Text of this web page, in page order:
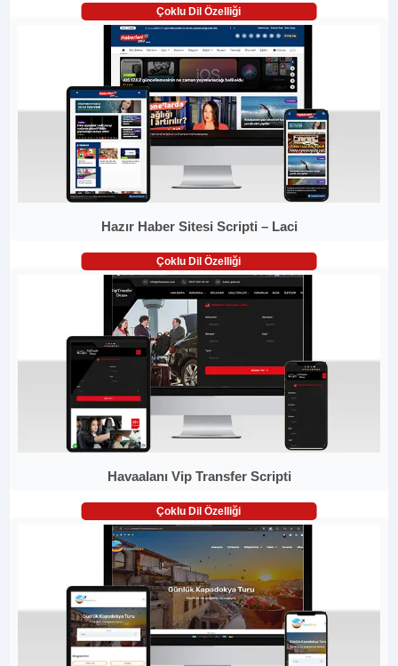
Çoklu Dil Özelliği
Hazır Haber Sitesi Scripti – Laci
Çoklu Dil Özelliği
Havaalanı Vip Transfer Scripti
Çoklu Dil Özelliği